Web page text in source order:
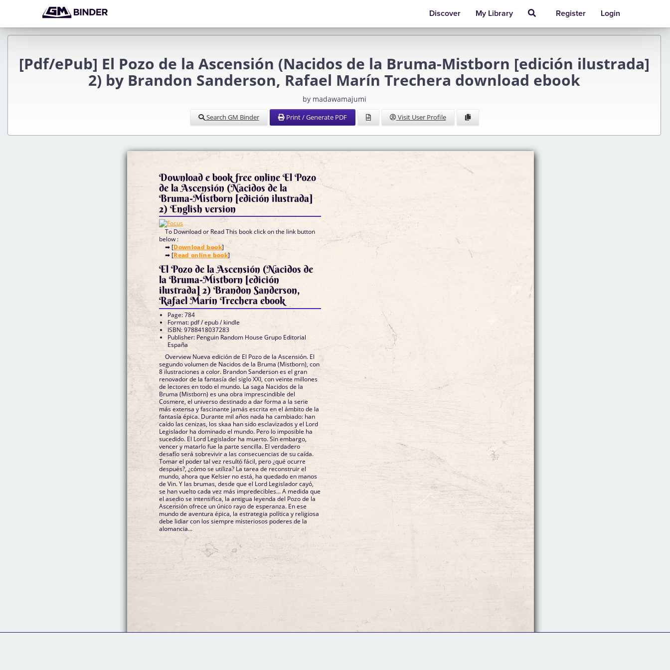
Discover My Library Register Login
[Pdf/ePub] El Pozo de la Ascensión (Nacidos de la Bruma-Mistborn [edición ilustrada]
2) by Brandon Sanderson, Rafael Marín Trechera download ebook
by madawamajumi
Search GM Binder Print / Generate PDF Visit User Profile
Download e book free online El Pozo
de la Ascensión (Nacidos de la
Bruma-Mistborn [edición ilustrada]
2) English version
To Download or Read This book click on the link button
below :
➡ [Download book]
➡ [Read online book]
El Pozo de la Ascensión (Nacidos de
la Bruma-Mistborn [edición
ilustrada] 2) Brandon Sanderson,
Rafael Marín Trechera ebook
Page: 784
Format: pdf / epub / kindle
ISBN: 9788418037283
Publisher: Penguin Random House Grupo Editorial
España
Overview Nueva edición de El Pozo de la Ascensión. El
segundo volumen de Nacidos de la Bruma (Mistborn), con
8 ilustraciones a color. Brandon Sanderson es el gran
renovador de la fantasía del siglo XXI, con veinte millones
de lectores en todo el mundo. La saga Nacidos de la
Bruma (Mistborn) es una obra imprescindible del
Cosmere, el universo destinado a dar forma a la serie
más extensa y fascinante jamás escrita en el ámbito de la
fantasía épica. Durante mil años nada ha cambiado: han
caído las cenizas, los skaa han sido esclavizados y el Lord
Legislador ha dominado el mundo. Pero lo imposible ha
sucedido. El Lord Legislador ha muerto. Sin embargo,
vencer y matarlo fue la parte sencilla. El verdadero
desafío será sobrevivir a las consecuencias de su caída.
Tomar el poder tal vez resultó fácil, pero ¿qué ocurre
después?, ¿cómo se utiliza? La tarea de reconstruir el
mundo, ahora que Kelsier no está, ha quedado en manos
de Vin. Y las brumas, desde que el Lord Legislador cayó,
se han vuelto cada vez más impredecibles... A medida que
el asedio se intensifica, la antigua leyenda del Pozo de la
Ascensión ofrece un único rayo de esperanza. En ese
mundo de aventura épica, la estrategia política y religiosa
debe lidiar con los siempre misteriosos poderes de la
alomancia...